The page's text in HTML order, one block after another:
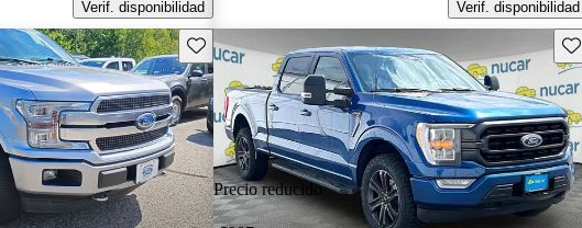
Verif. disponibilidad
Verif. disponibilidad
Guarda este Aviso
Precio reducido